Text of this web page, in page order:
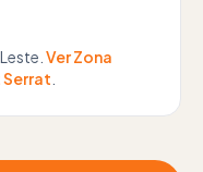
VerZona
Serrat